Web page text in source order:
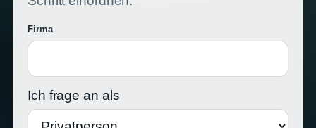
Firma
Ich frage an als